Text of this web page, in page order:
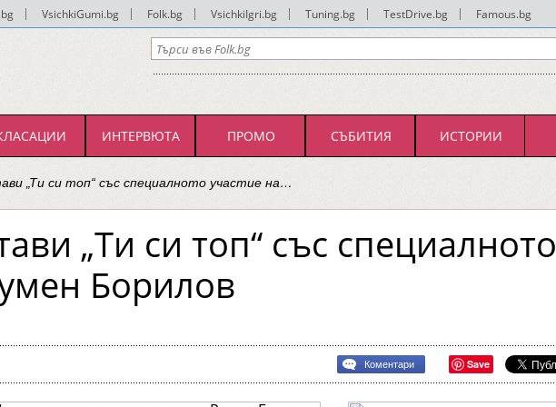
VsichkiGumi.bg Folk.bg VsichkiIgri.bg Tuning.bg TestDrive.bg Famous.bg
ИНТЕРВЮТА ПРОМО СЪБИТИЯ ИСТОРИИ
„Ти си топ“ със специалното участие на…
„Ти си топ“ със специалното
Борилов
Коментари Save